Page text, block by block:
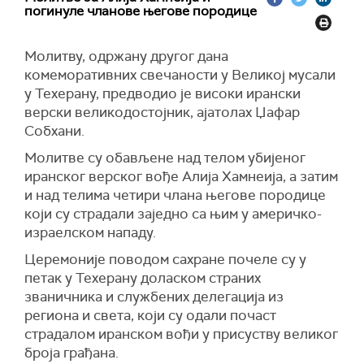
погинуле чланове његове породице
Молитву, одржану другог дана
комеморативних свечаности у Великој мусали
у Техерану, предводио је високи ирански
верски великодостојник, ајатолах Џафар
Собхани.
Молитве су обављене над телом убијеног
иранског верског вође Алија Хамнеија, а затим
и над телима четири члана његове породице
који су страдали заједно са њим у америчко-
израелском нападу.
Церемоније поводом сахране почеле су у
петак у Техерану доласком страних
званичника и службених делегација из
региона и света, који су одали почаст
страдалом иранском вођи у присуству великог
броја грађана.